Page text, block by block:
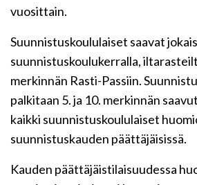
vuosittain.
Suunnistuskoululaiset saavat
suunnistuskoulukerralla,
merkinnän Rasti-Passiin.
palkitaan 5. ja 10. merkinnän
kaikki suunnistuskoululaiset
suunnistuskauden päättäjäisissä.
Kauden päättäjäistilaisuudessa